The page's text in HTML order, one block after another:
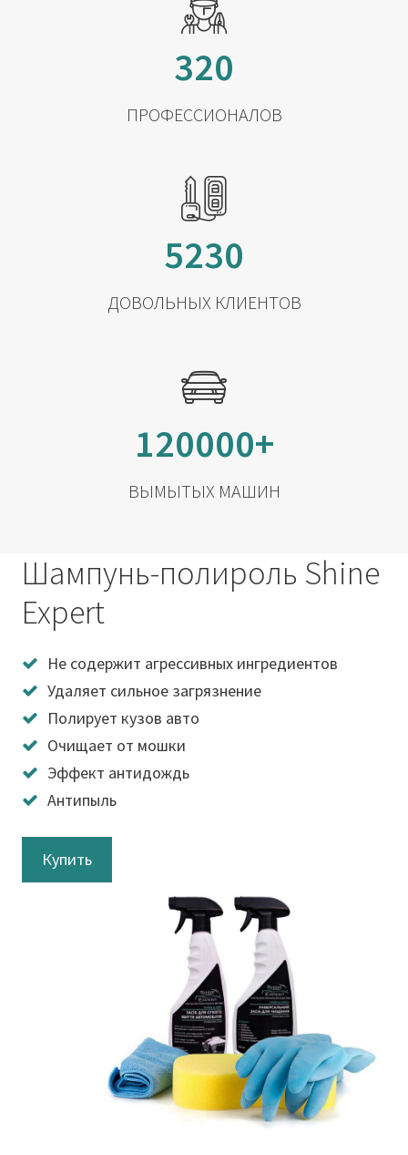
320
ПРОФЕССИОНАЛОВ
5230
ДОВОЛЬНЫХ КЛИЕНТОВ
120000+
ВЫМЫТЫХ МАШИН
Шампунь-полироль Shine
Expert
Не содержит агрессивных ингредиентов
Удаляет сильное загрязнение
Полирует кузов авто
Очищает от мошки
Эффект антидождь
Антипыль
Купить